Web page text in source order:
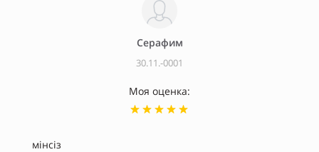
Серафим
30.11.-0001
Моя оценка:
мінсіз